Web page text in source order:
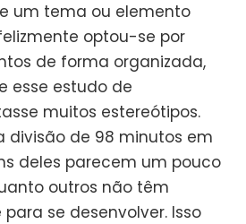
um tema ou elemento
optou-se por
de forma organizada,
esse estudo de
muitos estereótipos.
divisão de 98 minutos em
deles parecem um pouco
outros não têm
se desenvolver. Isso